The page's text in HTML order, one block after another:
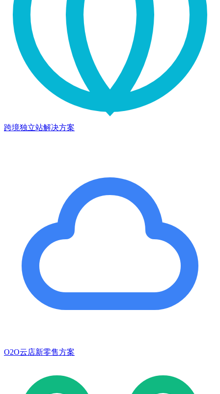
跨境独立站解决方案
O2O云店新零售方案